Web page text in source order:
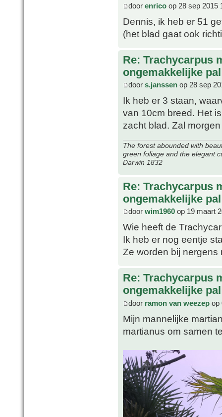
door enrico op 28 sep 2015
Dennis, ik heb er 51
(het blad gaat ook
Re: Trachycarpus
ongemakkelijke pal
door s.janssen op 28 sep
Ik heb er 3 staan,
van 10cm breed. Het
zacht blad. Zal
The forest abounded with
green foliage and the elegant
Darwin 1832
Re: Trachycarpus
ongemakkelijke pal
door wim1960 op 19 maart
Wie heeft de
Ik heb er nog eentje
Ze worden bij nergens
Re: Trachycarpus
ongemakkelijke pal
door ramon van weezep op
Mijn mannelijke
martianus om samen